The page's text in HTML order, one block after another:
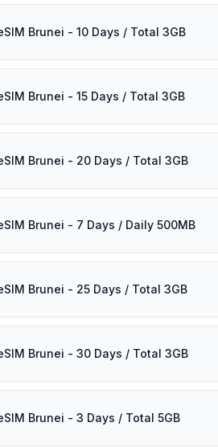
Brunei - 10 Days / Total 3GB
Brunei - 15 Days / Total 3GB
Brunei - 20 Days / Total 3GB
Brunei - 7 Days / Daily 500MB
Brunei - 25 Days / Total 3GB
Brunei - 30 Days / Total 3GB
Brunei - 3 Days / Total 5GB